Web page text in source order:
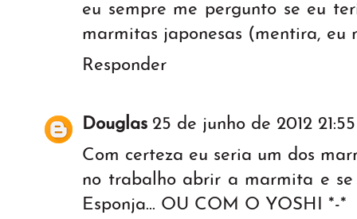
eu sempre me pergunto se eu
marmitas japonesas (mentira, eu
Responder
Douglas 25 de junho de 2012 21:55
Com certeza eu seria um dos
no trabalho abrir a marmita e
Esponja... OU COM O YOSHI *-*